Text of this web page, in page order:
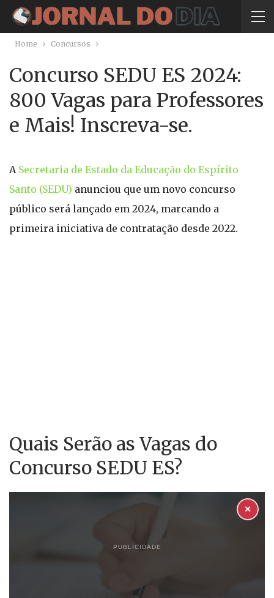
Home Concursos
Concurso SEDU ES 2024:
800 Vagas para Professores
e Mais! Inscreva-se.
A Secretaria de Estado da Educação do Espírito
Santo (SEDU) anunciou que um novo concurso
público será lançado em 2024, marcando a
primeira iniciativa de contratação desde 2022.
Quais Serão as Vagas do
Concurso SEDU ES?
PUBLICIDADE
✕